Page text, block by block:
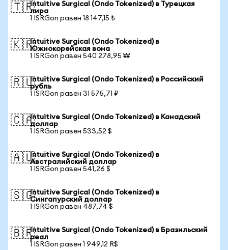
🇹🇷Intuitive Surgical (Ondo Tokenized) в Турецкая
лира
1 ISRGon равен 18 147,15 ₺
🇰🇷Intuitive Surgical (Ondo Tokenized) в
Южнокорейская вона
1 ISRGon равен 540 278,95 ₩
🇷🇺Intuitive Surgical (Ondo Tokenized) в Российский
рубль
1 ISRGon равен 31 575,71 ₽
🇨🇦Intuitive Surgical (Ondo Tokenized) в Канадский
доллар
1 ISRGon равен 533,52 $
🇦🇺Intuitive Surgical (Ondo Tokenized) в
Австралийский доллар
1 ISRGon равен 541,26 $
🇸🇬Intuitive Surgical (Ondo Tokenized) в
Сингапурский доллар
1 ISRGon равен 487,74 $
🇧🇷Intuitive Surgical (Ondo Tokenized) в Бразильский
реал
1 ISRGon равен 1 949,12 R$